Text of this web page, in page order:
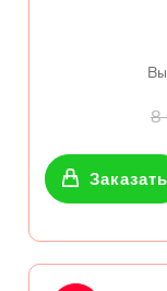
8
Заказать